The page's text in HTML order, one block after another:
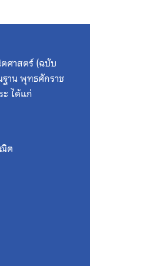
ศาสตร์ (ฉบับ
าน พุทธศักราช
ได้แก่
ต